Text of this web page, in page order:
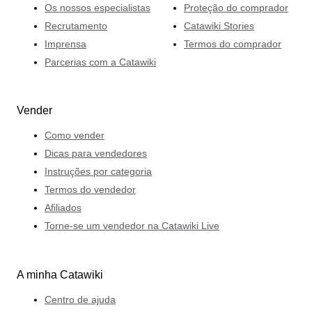
até aos seus trabalhos como fotógrafo, colecionador e
especialista, a dedicação de Edwin ao longo de toda
principiantes.
Os nossos especialistas
Recrutamento
Imprensa
Parcerias com a Catawiki
Proteção do comprador
Catawiki Stories
Termos do comprador
Vender
Como vender
Dicas para vendedores
Instruções por categoria
Termos do vendedor
Afiliados
Torne-se um vendedor na Catawiki Live
A minha Catawiki
Centro de ajuda